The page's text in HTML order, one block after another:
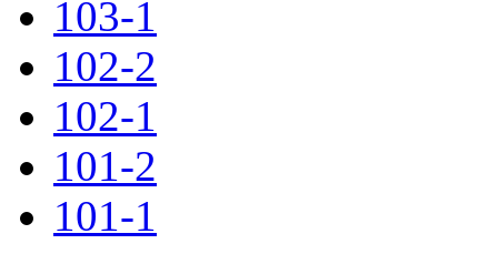
103-1
102-2
102-1
101-2
101-1